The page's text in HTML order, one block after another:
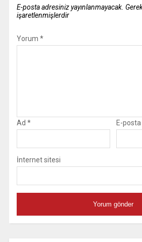
E-posta adresiniz yayınlanmayacak.
işaretlenmişlerdir
Yorum *
Ad * E-posta
İnternet sitesi